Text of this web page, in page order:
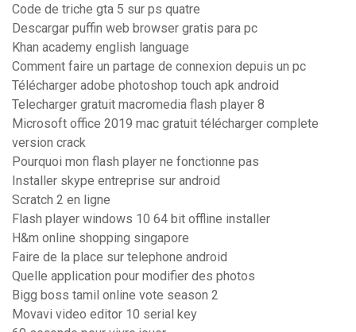
Code de triche gta 5 sur ps quatre
Descargar puffin web browser gratis para pc
Khan academy english language
Comment faire un partage de connexion depuis un pc
Télécharger adobe photoshop touch apk android
Telecharger gratuit macromedia flash player 8
Microsoft office 2019 mac gratuit télécharger complete
version crack
Pourquoi mon flash player ne fonctionne pas
Installer skype entreprise sur android
Scratch 2 en ligne
Flash player windows 10 64 bit offline installer
H&m online shopping singapore
Faire de la place sur telephone android
Quelle application pour modifier des photos
Bigg boss tamil online vote season 2
Movavi video editor 10 serial key